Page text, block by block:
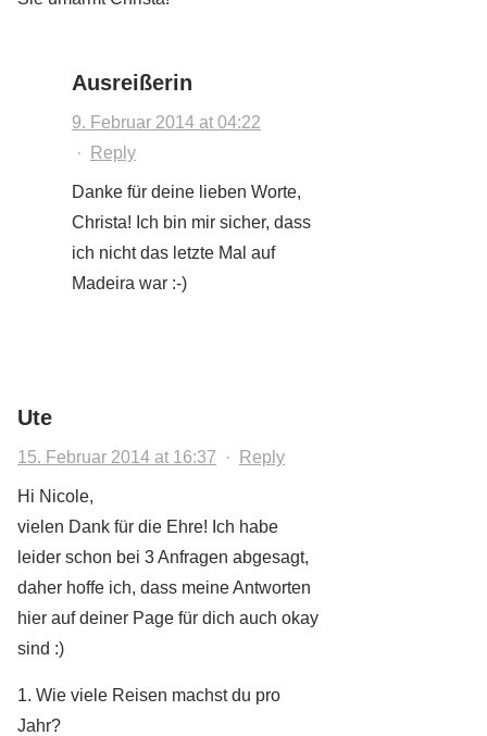
Ausreißerin
9. Februar 2014 at 04:22
·
Reply
Danke für deine lieben Worte,
Christa! Ich bin mir sicher, dass
ich nicht das letzte Mal auf
Madeira war :-)
Ute
15. Februar 2014 at 16:37 · Reply
Hi Nicole,
vielen Dank für die Ehre! Ich habe
leider schon bei 3 Anfragen abgesagt,
daher hoffe ich, dass meine Antworten
hier auf deiner Page für dich auch okay
sind :)
1. Wie viele Reisen machst du pro
Jahr?